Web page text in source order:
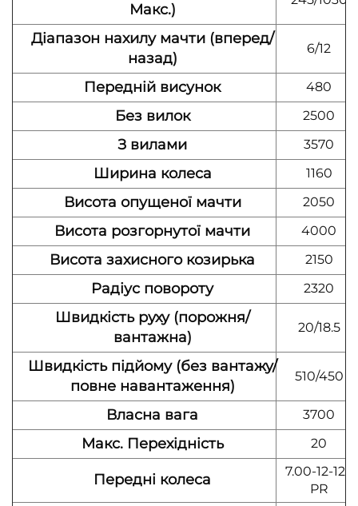
Макс.)
Діапазон нахилу мачти (вперед/
назад)
6/12
Передній висунок 480
Без вилок 2500
З вилами 3570
Ширина колеса 1160
Висота опущеної мачти 2050
Висота розгорнутої мачти 4000
Висота захисного козирька 2150
Радіус повороту 2320
Швидкість руху (порожня/
вантажна)
20/18.5
Швидкість підйому (без вантажу/
повне навантаження)
510/450
Власна вага 3700
Макс. Перехідність 20
Передні колеса
7.00-12-12.-
PR